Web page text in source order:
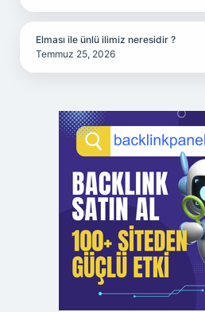
Elması ile ünlü ilimiz neresidir ?
Temmuz 25, 2026